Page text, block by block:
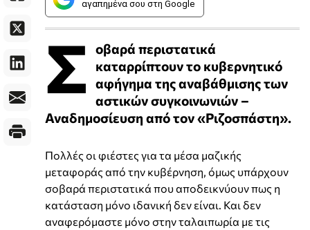
αγαπημένα σου στη Google
Σ οβαρά περιστατικά
καταρρίπτουν το κυβερνητικό
αφήγημα της αναβάθμισης των
αστικών συγκοινωνιών –
Αναδημοσίευση από τον «Ριζοσπάστη».
Πολλές οι φιέστες για τα μέσα μαζικής
μεταφοράς από την κυβέρνηση, όμως υπάρχουν
σοβαρά περιστατικά που αποδεικνύουν πως η
κατάσταση μόνο ιδανική δεν είναι. Και δεν
αναφερόμαστε μόνο στην ταλαιπωρία με τις